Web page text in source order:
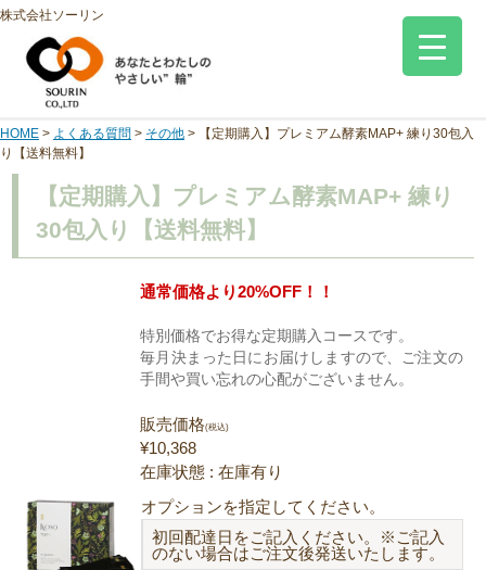
株式会社ソーリン
HOME > よくある質問 > その他 >
【定期購入】プレミアム酵素MAP+ 練り30包入
り【送料無料】
【定期購入】プレミアム酵素MAP+ 練り
30包入り【送料無料】
通常価格より20%OFF！！
特別価格でお得な定期購入コースです。
毎月決まった日にお届けしますので、ご注文の
手間や買い忘れの心配がございません。
販売価格(税込)
¥10,368
在庫状態 : 在庫有り
オプションを指定してください。
初回配達日をご記入ください。※ご記入
のない場合はご注文後発送いたします。